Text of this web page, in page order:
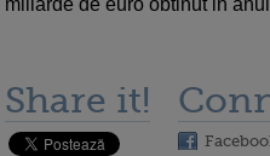
miliarde de euro obtinut in
Share it!